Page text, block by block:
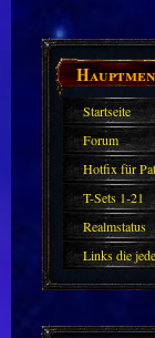
Startseite
Forum
Hotfix für
11.X
T-Sets 1-21
Realmstatus
Links die
kennen